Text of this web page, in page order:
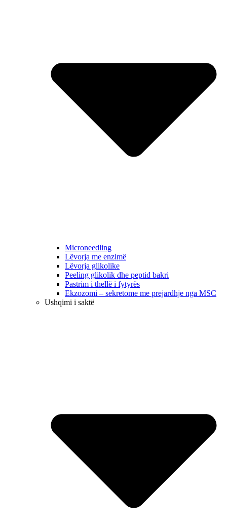
Microneedling
Lëvorja me enzimë
Lëvorja glikolike
Peeling glikolik dhe peptid bakri
Pastrim i thellë i fytyrës
Ekzozomi – sekretome me prejardhje nga MSC
Ushqimi i saktë